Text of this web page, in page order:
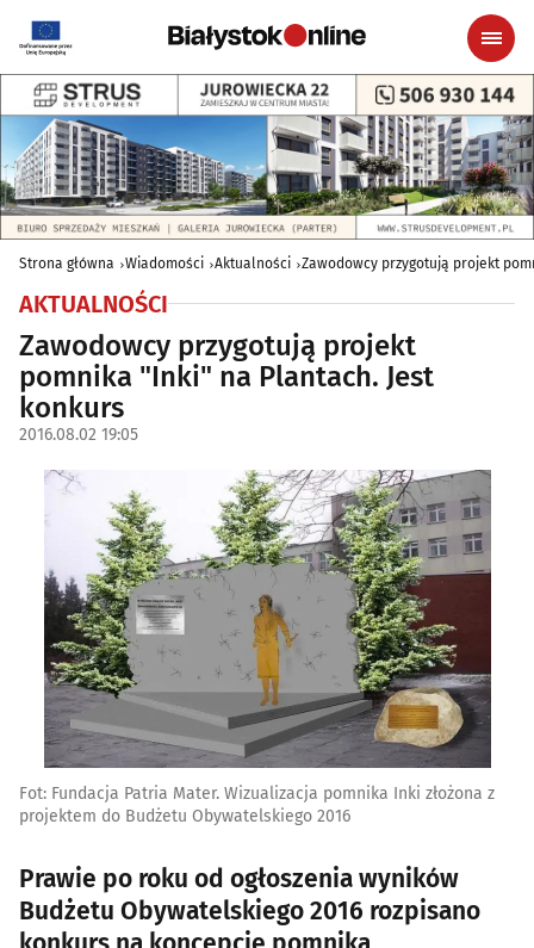
Strona główna Wiadomości Aktualności Zawodowcy przygotują projekt
AKTUALNOŚCI
Zawodowcy przygotują projekt
pomnika "Inki" na Plantach. Jest
konkurs
2016.08.02 19:05
Fot: Fundacja Patria Mater. Wizualizacja pomnika Inki złożona z
projektem do Budżetu Obywatelskiego 2016
Prawie po roku od ogłoszenia wyników
Budżetu Obywatelskiego 2016 rozpisano